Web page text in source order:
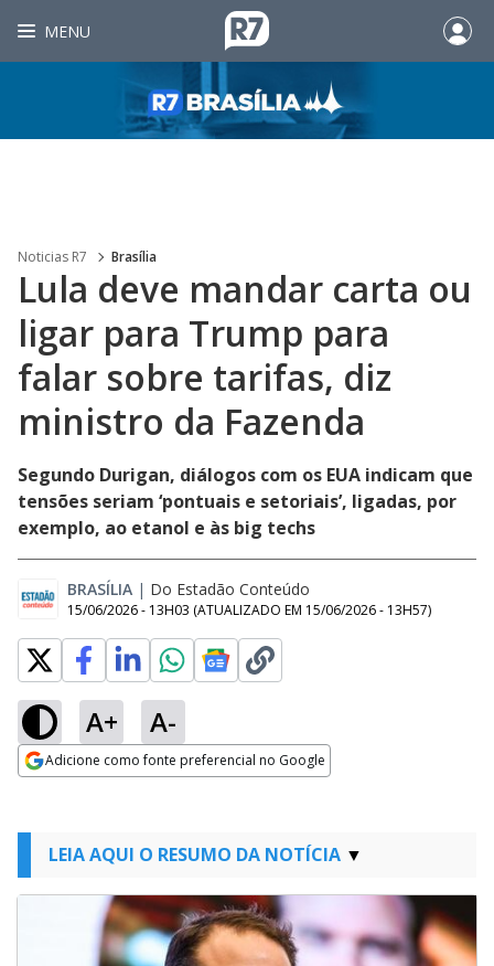
MENU
Noticias R7 Brasília
Lula deve mandar carta ou
ligar para Trump para
falar sobre tarifas, diz
ministro da Fazenda
Segundo Durigan, diálogos com os EUA indicam que
tensões seriam ‘pontuais e setoriais’, ligadas, por
exemplo, ao etanol e às big techs
BRASÍLIA | Do Estadão Conteúdo
15/06/2026 - 13H03 (ATUALIZADO EM 15/06/2026 - 13H57)
A+ A-
Adicione como fonte preferencial no Google
LEIA AQUI O RESUMO DA NOTÍCIA